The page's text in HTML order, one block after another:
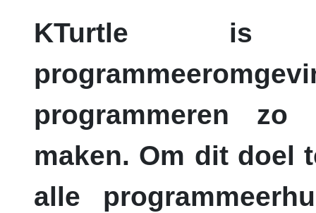
KTurtle is
programmeren
maken. Om dit doel
alle